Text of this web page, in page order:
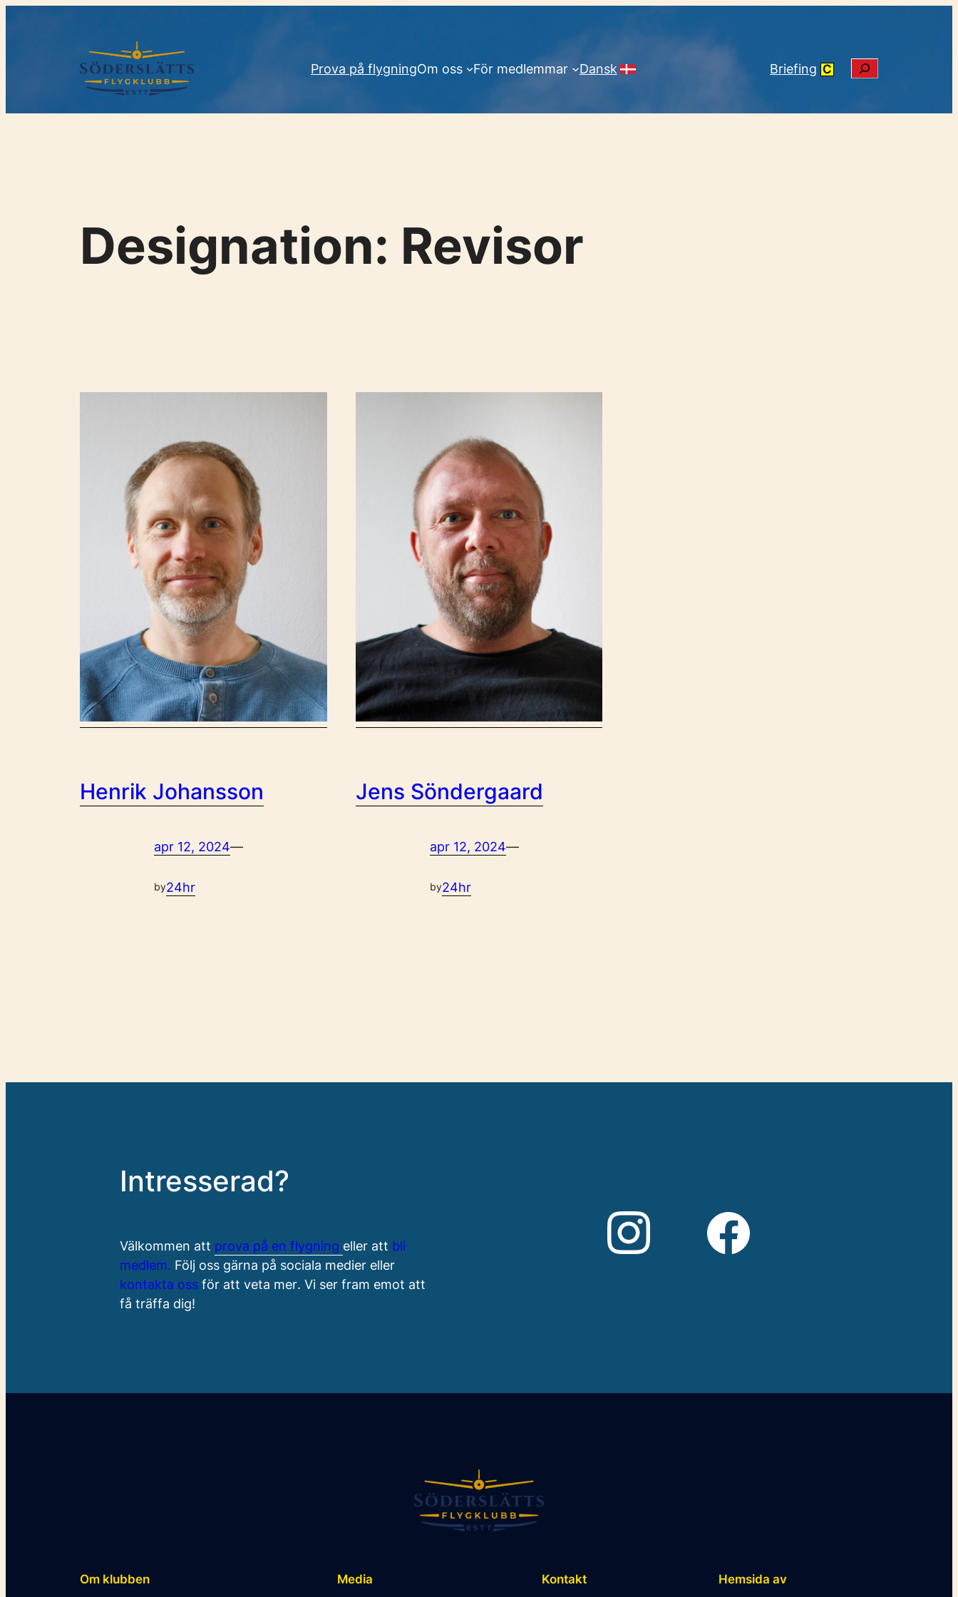
Prova på flygningOm oss För medlemmar Dansk Briefing Søg
Designation: Revisor
Henrik Johansson
apr 12, 2024—
by24hr
Jens Söndergaard
apr 12, 2024—
by24hr
Intresserad?
Välkommen att prova på en flygning eller att bli
medlem. Följ oss gärna på sociala medier eller
kontakta oss för att veta mer. Vi ser fram emot att
få träffa dig!
Om klubben Media Kontakt Hemsida av